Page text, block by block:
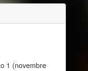
1 (novembre